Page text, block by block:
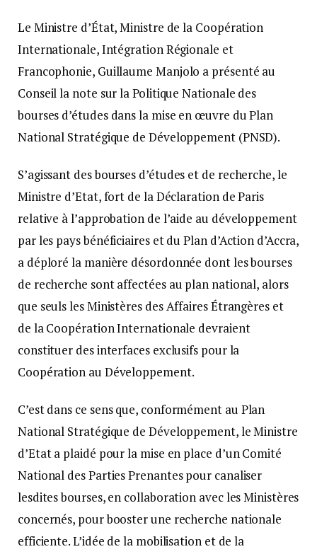
Le Ministre d’État, Ministre de la Coopération
Internationale, Intégration Régionale et
Francophonie, Guillaume Manjolo a présenté au
Conseil la note sur la Politique Nationale des
bourses d’études dans la mise en œuvre du Plan
National Stratégique de Développement (PNSD).
S’agissant des bourses d’études et de recherche, le
Ministre d’Etat, fort de la Déclaration de Paris
relative à l’approbation de l’aide au développement
par les pays bénéficiaires et du Plan d’Action d’Accra,
a déploré la manière désordonnée dont les bourses
de recherche sont affectées au plan national, alors
que seuls les Ministères des Affaires Étrangères et
de la Coopération Internationale devraient
constituer des interfaces exclusifs pour la
Coopération au Développement.
C’est dans ce sens que, conformément au Plan
National Stratégique de Développement, le Ministre
d’Etat a plaidé pour la mise en place d’un Comité
National des Parties Prenantes pour canaliser
lesdites bourses, en collaboration avec les Ministères
concernés, pour booster une recherche nationale
efficiente. L’idée de la mobilisation et de la